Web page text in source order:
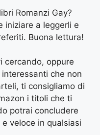
Romanzi Gay?
iniziare a leggerli e
Buona lettura!
cercando, oppure
che non
ti consigliamo di
i titoli che ti
potrai concludere
veloce in qualsiasi